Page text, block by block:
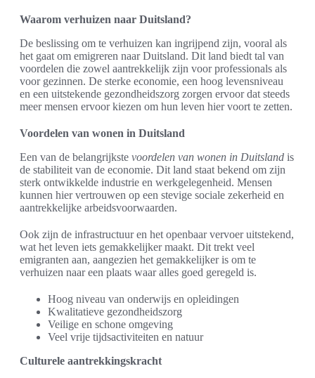
Waarom verhuizen naar Duitsland?
De beslissing om te verhuizen kan ingrijpend zijn, vooral als
het gaat om emigreren naar Duitsland. Dit land biedt tal van
voordelen die zowel aantrekkelijk zijn voor professionals als
voor gezinnen. De sterke economie, een hoog levensniveau
en een uitstekende gezondheidszorg zorgen ervoor dat steeds
meer mensen ervoor kiezen om hun leven hier voort te zetten.
Voordelen van wonen in Duitsland
Een van de belangrijkste voordelen van wonen in Duitsland is
de stabiliteit van de economie. Dit land staat bekend om zijn
sterk ontwikkelde industrie en werkgelegenheid. Mensen
kunnen hier vertrouwen op een stevige sociale zekerheid en
aantrekkelijke arbeidsvoorwaarden.
Ook zijn de infrastructuur en het openbaar vervoer uitstekend,
wat het leven iets gemakkelijker maakt. Dit trekt veel
emigranten aan, aangezien het gemakkelijker is om te
verhuizen naar een plaats waar alles goed geregeld is.
Hoog niveau van onderwijs en opleidingen
Kwalitatieve gezondheidszorg
Veilige en schone omgeving
Veel vrije tijdsactiviteiten en natuur
Culturele aantrekkingskracht